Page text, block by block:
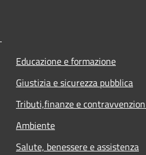
Educazione e formazione
Giustizia e sicurezza pubblica
Tributi,finanze e
Ambiente
Salute, benessere e assistenza